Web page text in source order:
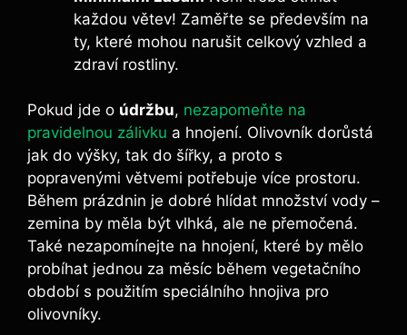
každou větev! Zaměřte se především na
ty, které mohou narušit celkový vzhled a
zdraví rostliny.
Pokud jde o údržbu, nezapomeňte na
pravidelnou zálivku a hnojení. Olivovník dorůstá
jak do výšky, tak do šířky, a proto s
popravenými větvemi potřebuje více prostoru.
Během prázdnin je dobré hlídat množství vody –
zemina by měla být vlhká, ale ne přemočená.
Také nezapomínejte na hnojení, které by mělo
probíhat jednou za měsíc během vegetačního
období s použitím speciálního hnojiva pro
olivovníky.